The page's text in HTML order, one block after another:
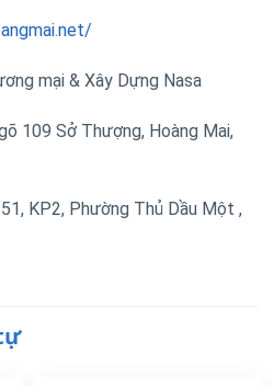
mại & Xây Dựng Nasa
109 Sở Thượng, Hoàng Mai,
KP2, Phường Thủ Dầu Một ,